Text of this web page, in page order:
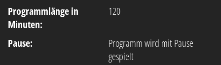
Programmlänge in
Minuten:
120
Pause:
Programm wird mit Pause
gespielt